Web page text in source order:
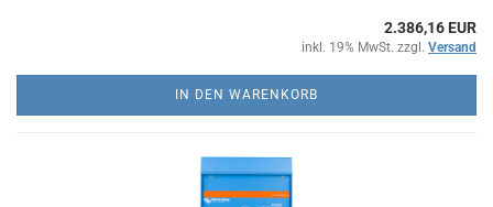
2.386,16 EUR
inkl. 19% MwSt. zzgl. Versand
IN DEN WARENKORB